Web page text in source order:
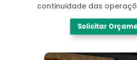
continuidade das
Solicitar